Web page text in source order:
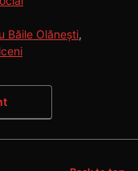
Băile Olănești,